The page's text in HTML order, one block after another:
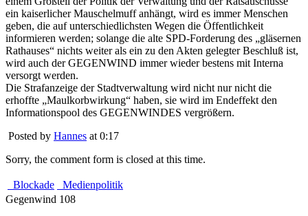
ein kaiserlicher Mauschelmuff anhängt, wird es immer Menschen
geben, die auf unterschiedlichsten Wegen die Öffentlichkeit
informieren werden; solange die alte SPD-Forderung des „gläsernen
Rathauses“ nichts weiter als ein zu den Akten gelegter Beschluß ist,
wird auch der GEGENWIND immer wieder bestens mit Interna
versorgt werden.
Die Strafanzeige der Stadtverwaltung wird nicht nur nicht die
erhoffte „Maulkorbwirkung“ haben, sie wird im Endeffekt den
Informationspool des GEGENWINDES vergrößern.
Posted by Hannes at 0:17
Sorry, the comment form is closed at this time.
Blockade
Medienpolitik
Gegenwind 108